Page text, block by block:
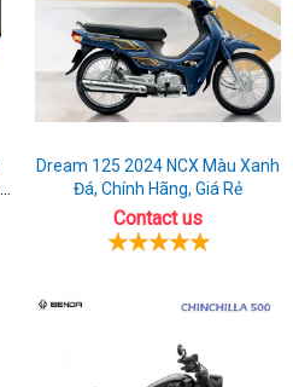
Dream 125 2024 NCX Màu Xanh
Đá, Chính Hãng, Giá Rẻ
Contact us